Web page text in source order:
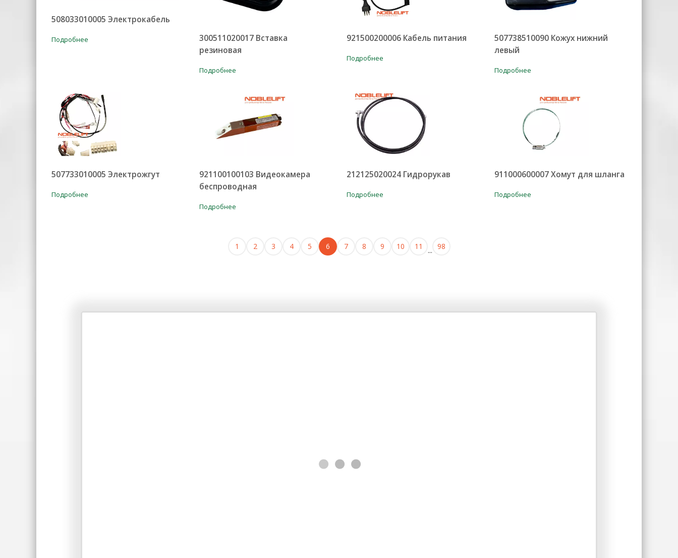
508033010005 Электрокабель
Подробнее
300511020017 Вставка
резиновая
Подробнее
921500200006 Кабель питания
Подробнее
507738510090 Кожух нижний
левый
Подробнее
507733010005 Электрожгут
Подробнее
921100100103 Видеокамера
беспроводная
Подробнее
212125020024 Гидрорукав
Подробнее
911000600007 Хомут для шланга
Подробнее
1 2 3 4 5 6 7 8 9 10 11 ... 98